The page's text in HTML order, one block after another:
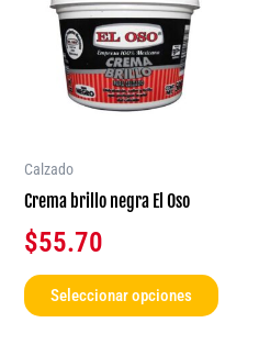
Calzado
Crema brillo negra El Oso
$55.70
Seleccionar opciones